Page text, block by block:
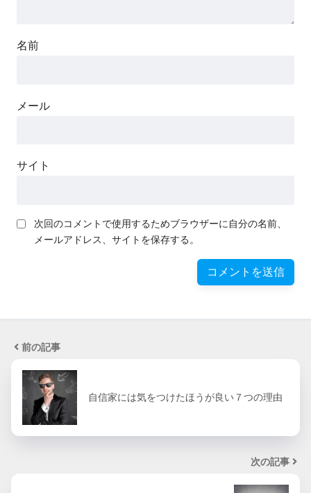
名前
メール
サイト
次回のコメントで使用するためブラウザーに自分の名前、
メールアドレス、サイトを保存する。
前の記事
自信家には気をつけたほうが良い７つの理由
次の記事